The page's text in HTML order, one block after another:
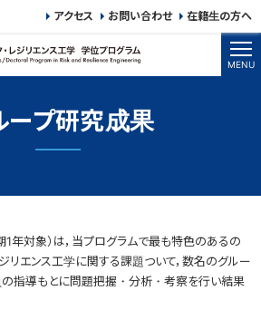
リスク・レジリエンス
MENU
アクセス お問い合わせ 在籍生の方へ
ープ研究成果
1年対象）は，当プログラムで最も特色のあるの
リエンス工学に関する課題ついて，数名のグルー
の指導もとに問題把握・分析・考察を行い結果